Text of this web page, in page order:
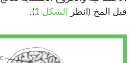
قبل المخ (انظر الشكل 1 ).